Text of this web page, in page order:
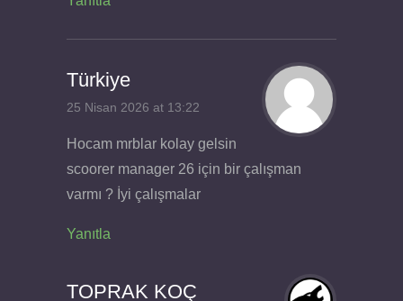
Türkiye
25 Nisan 2026 at 13:22
Hocam mrblar kolay gelsin
scoorer manager 26 için bir çalışman
varmı ? İyi çalışmalar
Yanıtla
TOPRAK KOÇ